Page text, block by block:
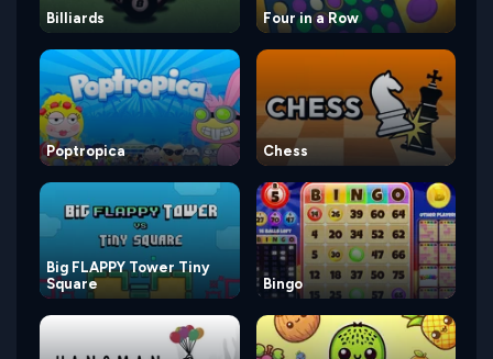
Billiards Four in a Row
Poptropica Chess
Big FLAPPY Tower Tiny
Square
Bingo